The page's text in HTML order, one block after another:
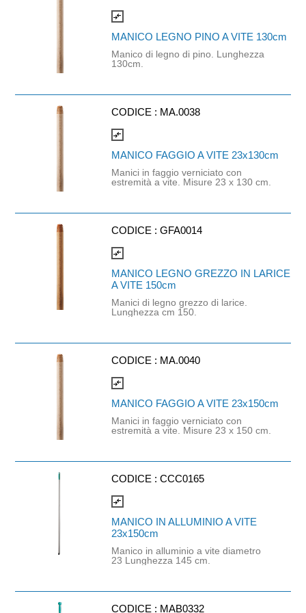
termoplastica e POM. Dimensioni:
14,5X9X144,5 cm.
compare_arrows
MANICO LEGNO PINO A VITE 130cm
Manico di legno di pino. Lunghezza
130cm.
CODICE : MA.0038
compare_arrows
MANICO FAGGIO A VITE 23x130cm
Manici in faggio verniciato con
estremità a vite. Misure 23 x 130 cm.
CODICE :GFA0014
compare_arrows
MANICO LEGNO GREZZO IN LARICE
A VITE 150cm
Manici di legno grezzo di larice.
Lunghezza cm 150.
CODICE : MA.0040
compare_arrows
MANICO FAGGIO A VITE 23x150cm
Manici in faggio verniciato con
estremità a vite. Misure 23 x 150 cm.
CODICE :CCC0165
compare_arrows
MANICO IN ALLUMINIO A VITE
23x150cm
Manico in alluminio a vite diametro
23 Lunghezza 145 cm.
CODICE : MAB0332